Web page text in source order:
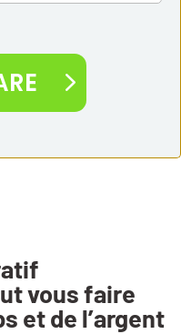
vous faire
et de l’argent